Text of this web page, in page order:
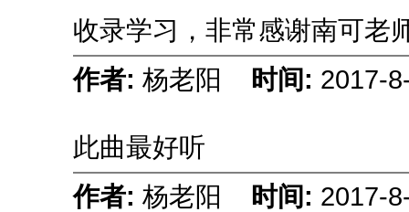
收录学习，非常感谢南可老
作者: 杨老阳 时间: 2017-
此曲最好听
作者: 杨老阳 时间: 2017-